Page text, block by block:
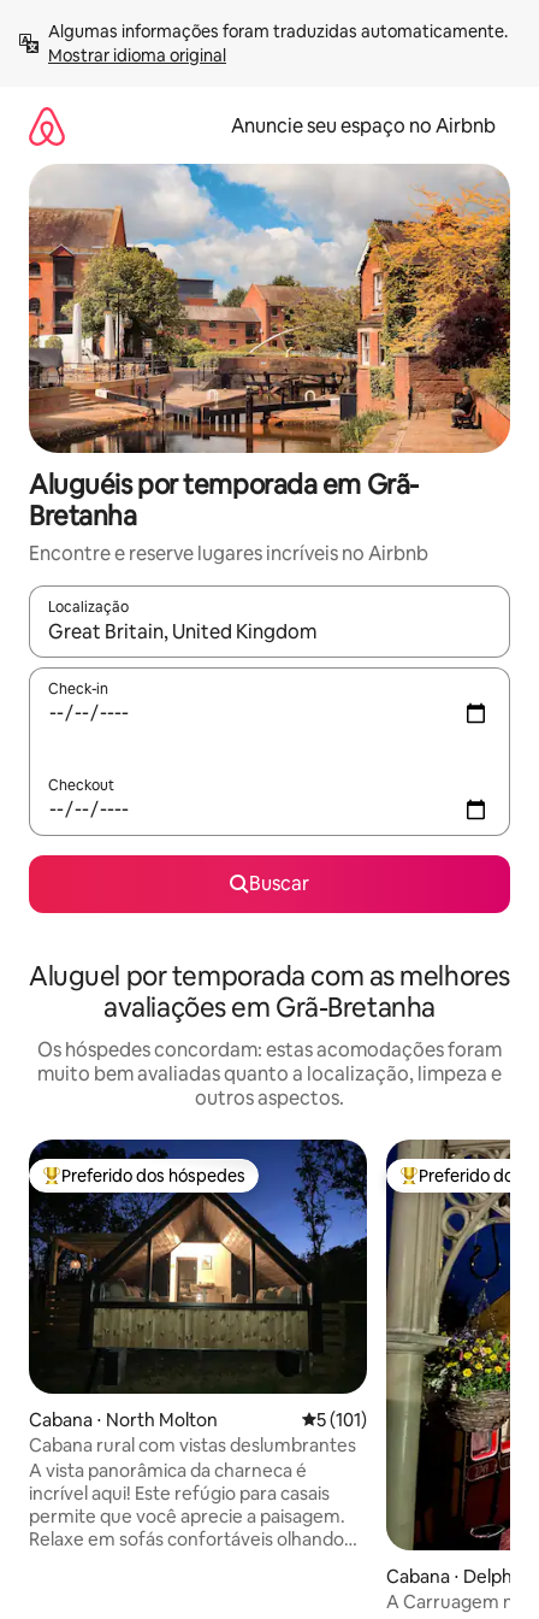
para
Mostrar idioma original
Anuncie seu espaço no Airbnb
Aluguéis por temporada em Grã-
Bretanha
Encontre e reserve lugares incríveis no Airbnb
Localização
Quando os resultados estiverem disponíveis, explore-os
Check-in
Checkout
Buscar
Aluguel por temporada com as melhores
avaliações em Grã-Bretanha
Os hóspedes concordam: estas acomodações foram
muito bem avaliadas quanto a localização, limpeza e
outros aspectos.
Entre os melhores preferidos dos hóspedes
Preferido dos hóspedes
Cabana ⋅ North Molton 5 de uma avaliação média de
5 (101)
Cabana rural com vistas deslumbrantes
A vista panorâmica da charneca é
incrível aqui! Este refúgio para casais
permite que você aprecie a paisagem.
Relaxe em sofás confortáveis olhando
Entre os
Preferido dos
Cabana ⋅ Delph
A Carruagem na